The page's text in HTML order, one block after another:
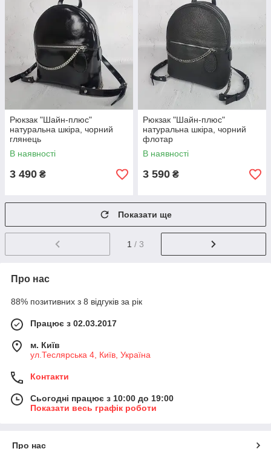
Рюкзак "Шайн-плюс"
натуральна шкіра, чорний
глянець
В наявності
3 490 ₴
Рюкзак "Шайн-плюс"
натуральна шкіра, чорний
флотар
В наявності
3 590 ₴
Показати ще
1 / 3
Про нас
88% позитивних з 8 відгуків за рік
Працює з 02.03.2017
м. Київ
ул.Теслярська 4, Київ, Україна
Контакти
Сьогодні працює з 10:00 до 19:00
Показати весь графік роботи
Про нас